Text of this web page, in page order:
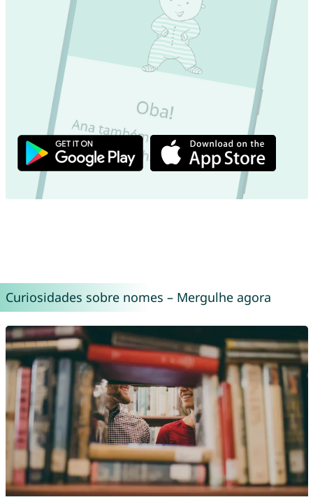
Curiosidades sobre nomes – Mergulhe agora